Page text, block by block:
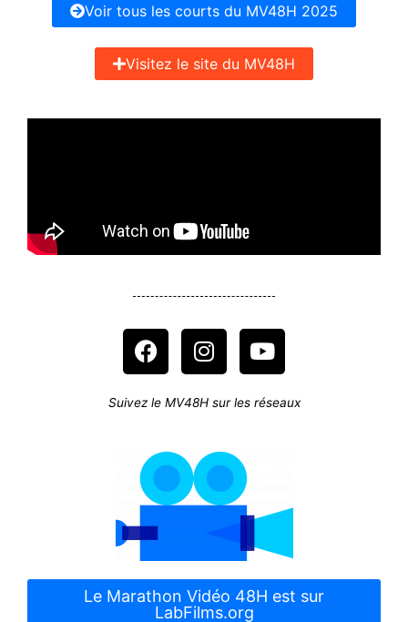
Voir tous les courts du MV48H 2025
Visitez le site du MV48H
F
a
e
o
o
k
I
n
t
g
r
a
Y
o
t
Suivez le MV48H sur les réseaux
Le Marathon Vidéo 48H est sur
LabFilms.org